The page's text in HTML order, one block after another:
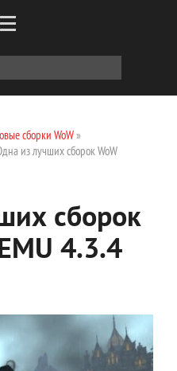
сборки WoW»
из лучших сборок WoW
сборок
4.3.4